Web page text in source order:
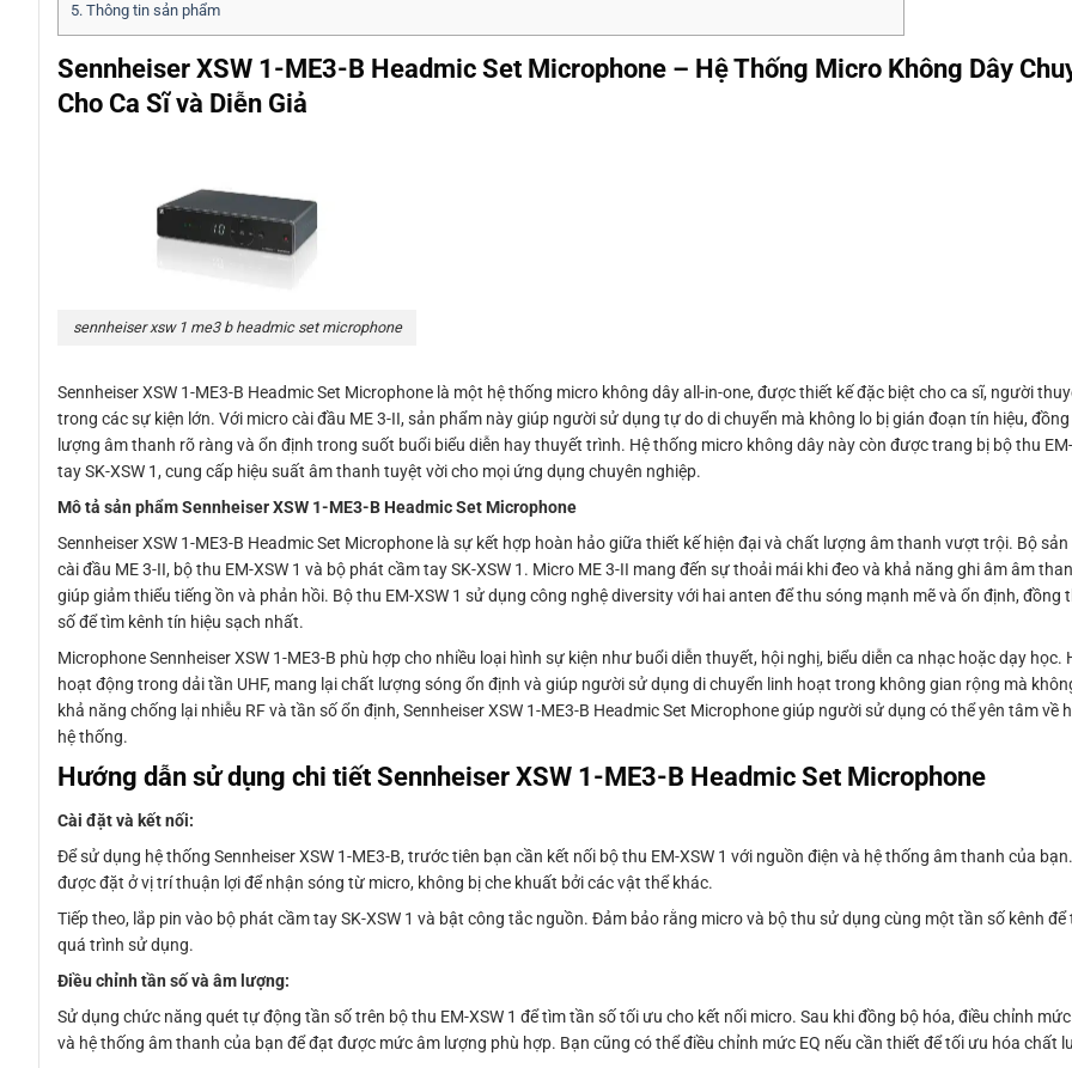
5. Thông tin sản phẩm
Sennheiser XSW 1-ME3-B Headmic Set Microphone – Hệ Thống Micro Không Dây
Cho Ca Sĩ và Diễn Giả
sennheiser xsw 1 me3 b headmic set microphone
Sennheiser XSW 1-ME3-B Headmic Set Microphone là một hệ thống micro không dây all-in-one, được thiết kế đặc biệt cho ca sĩ, người
trong các sự kiện lớn. Với micro cài đầu ME 3-II, sản phẩm này giúp người sử dụng tự do di chuyển mà không lo bị gián đoạn tín hiệu,
lượng âm thanh rõ ràng và ổn định trong suốt buổi biểu diễn hay thuyết trình. Hệ thống micro không dây này còn được trang bị bộ thu
tay SK-XSW 1, cung cấp hiệu suất âm thanh tuyệt vời cho mọi ứng dụng chuyên nghiệp.
Mô tả sản phẩm Sennheiser XSW 1-ME3-B Headmic Set Microphone
Sennheiser XSW 1-ME3-B Headmic Set Microphone là sự kết hợp hoàn hảo giữa thiết kế hiện đại và chất lượng âm thanh vượt trội. Bộ
cài đầu ME 3-II, bộ thu EM-XSW 1 và bộ phát cầm tay SK-XSW 1. Micro ME 3-II mang đến sự thoải mái khi đeo và khả năng ghi âm âm
giúp giảm thiểu tiếng ồn và phản hồi. Bộ thu EM-XSW 1 sử dụng công nghệ diversity với hai anten để thu sóng mạnh mẽ và ổn định, đồng
số để tìm kênh tín hiệu sạch nhất.
Microphone Sennheiser XSW 1-ME3-B phù hợp cho nhiều loại hình sự kiện như buổi diễn thuyết, hội nghị, biểu diễn ca nhạc hoặc dạy học.
hoạt động trong dải tần UHF, mang lại chất lượng sóng ổn định và giúp người sử dụng di chuyển linh hoạt trong không gian rộng mà
khả năng chống lại nhiễu RF và tần số ổn định, Sennheiser XSW 1-ME3-B Headmic Set Microphone giúp người sử dụng có thể yên tâm về
hệ thống.
Hướng dẫn sử dụng chi tiết Sennheiser XSW 1-ME3-B Headmic Set Microphone
Cài đặt và kết nối:
Để sử dụng hệ thống Sennheiser XSW 1-ME3-B, trước tiên bạn cần kết nối bộ thu EM-XSW 1 với nguồn điện và hệ thống âm thanh của
được đặt ở vị trí thuận lợi để nhận sóng từ micro, không bị che khuất bởi các vật thể khác.
Tiếp theo, lắp pin vào bộ phát cầm tay SK-XSW 1 và bật công tắc nguồn. Đảm bảo rằng micro và bộ thu sử dụng cùng một tần số kênh
quá trình sử dụng.
Điều chỉnh tần số và âm lượng:
Sử dụng chức năng quét tự động tần số trên bộ thu EM-XSW 1 để tìm tần số tối ưu cho kết nối micro. Sau khi đồng bộ hóa, điều chỉnh
và hệ thống âm thanh của bạn để đạt được mức âm lượng phù hợp. Bạn cũng có thể điều chỉnh mức EQ nếu cần thiết để tối ưu hóa chất